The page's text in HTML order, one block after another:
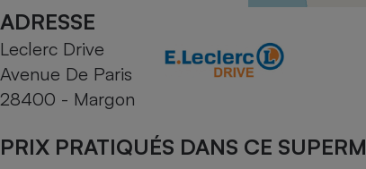
ADRESSE
Leclerc Drive
Avenue De Paris
28400 - Margon
PRIX PRATIQUÉS DANS CE
Téléphone
Radiateur